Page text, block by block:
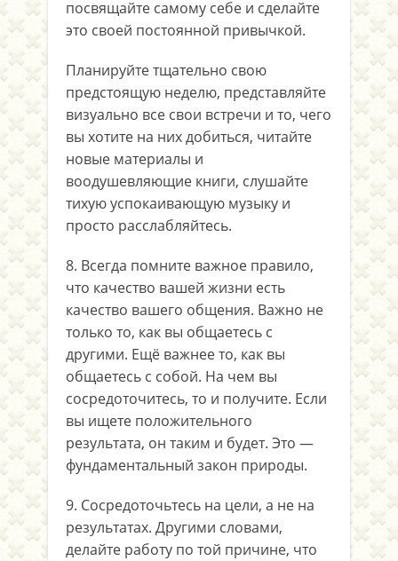
посвящайте самому себе и сделайте
это своей постоянной привычкой.
Планируйте тщательно свою
предстоящую неделю, представляйте
визуально все свои встречи и то, чего
вы хотите на них добиться, читайте
новые материалы и
воодушевляющие книги, слушайте
тихую успокаивающую музыку и
просто расслабляйтесь.
8. Всегда помните важное правило,
что качество вашей жизни есть
качество вашего общения. Важно не
только то, как вы общаетесь с
другими. Ещё важнее то, как вы
общаетесь с собой. На чем вы
сосредоточитесь, то и получите. Если
вы ищете положительного
результата, он таким и будет. Это —
фундаментальный закон природы.
9. Сосредоточьтесь на цели, а не на
результатах. Другими словами,
делайте работу по той причине, что